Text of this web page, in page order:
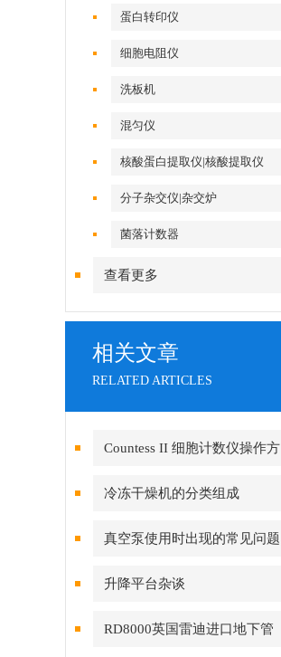
蛋白转印仪
细胞电阻仪
洗板机
混匀仪
核酸蛋白提取仪|核酸提取仪
分子杂交仪|杂交炉
菌落计数器
查看更多
相关文章
RELATED ARTICLES
Countess II 细胞计数仪操作方
冷冻干燥机的分类组成
真空泵使用时出现的常见问题
和解决方案
升降平台杂谈
RD8000英国雷迪进口地下管